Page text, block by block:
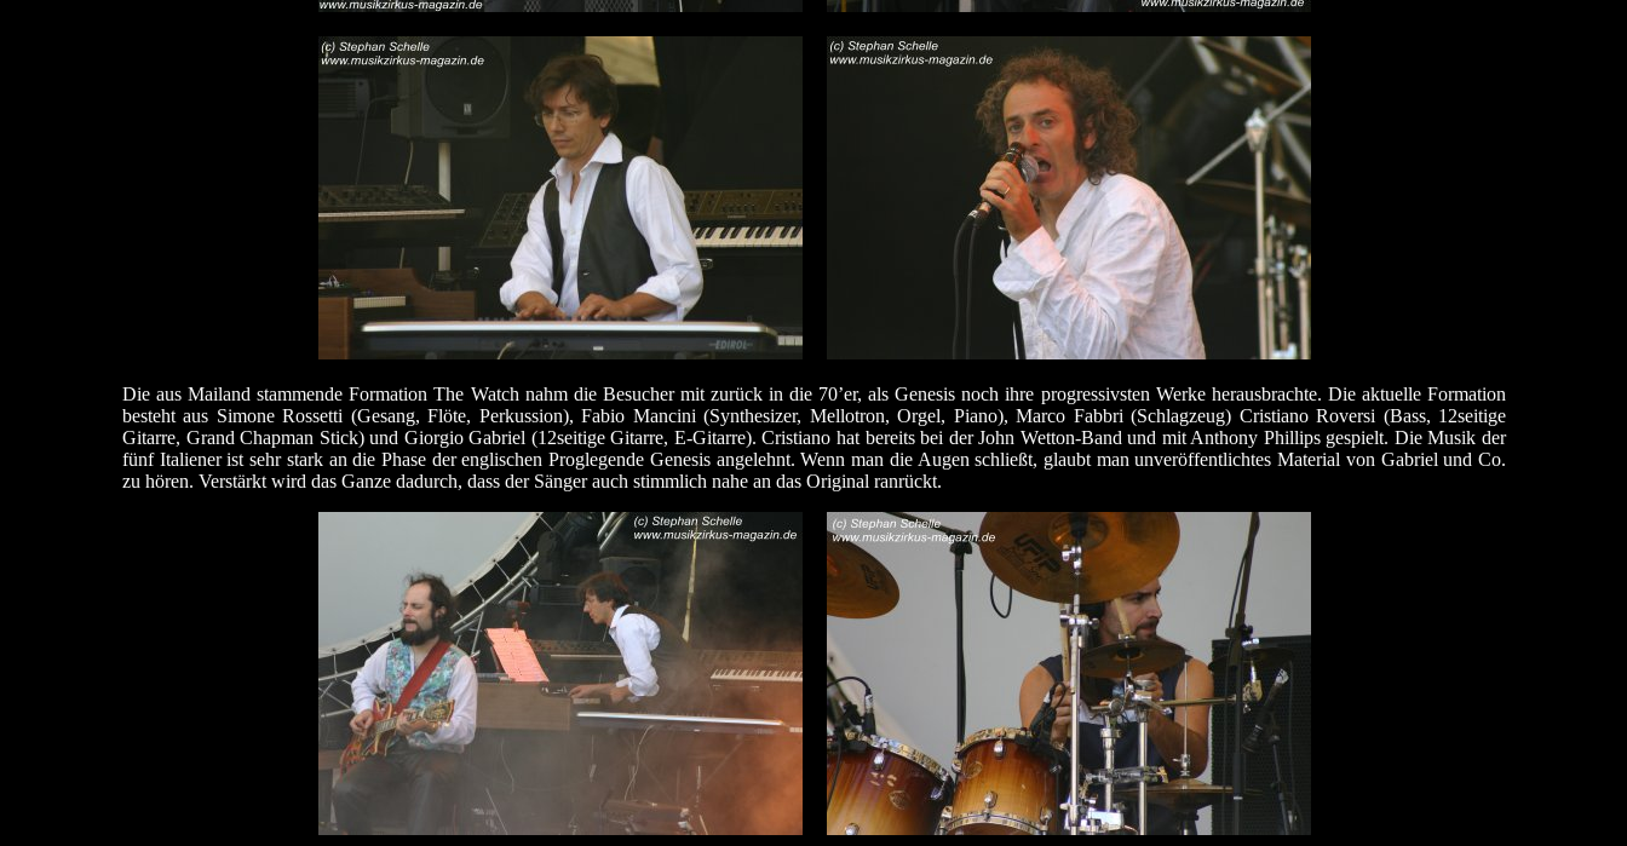
Die aus Mailand stammende Formation The Watch nahm die Besucher mit zurück in die 70’er, als Genesis noch ihre progressivsten Werke herausbrachte. Die aktuelle Formation
besteht aus Simone Rossetti (Gesang, Flöte, Perkussion), Fabio Mancini (Synthesizer, Mellotron, Orgel, Piano), Marco Fabbri (Schlagzeug) Cristiano Roversi (Bass, 12seitige
Gitarre, Grand Chapman Stick) und Giorgio Gabriel (12seitige Gitarre, E-Gitarre). Cristiano hat bereits bei der John Wetton-Band und mit Anthony Phillips gespielt. Die Musik der
fünf Italiener ist sehr stark an die Phase der englischen Proglegende Genesis angelehnt. Wenn man die Augen schließt, glaubt man unveröffentlichtes Material von Gabriel und Co.
zu hören. Verstärkt wird das Ganze dadurch, dass der Sänger auch stimmlich nahe an das Original ranrückt.